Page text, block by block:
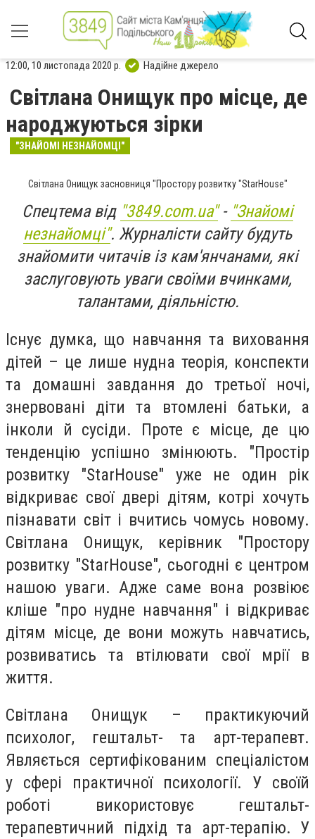
12:00, 10 листопада 2020 р. Надійне джерело
Світлана Онищук про місце, де
народжуються зірки
"ЗНАЙОМІ НЕЗНАЙОМЦІ"
Світлана Онищук засновниця "Простору розвитку "StarHouse"
Спецтема від "3849.com.ua"- "Знайомі
незнайомці". Журналісти сайту будуть
знайомити читачів із кам'янчанами, які
заслуговують уваги своїми вчинками,
талантами, діяльністю.
Існує думка, що навчання та виховання
дітей – це лише нудна теорія, конспекти
та домашні завдання до третьої ночі,
знервовані діти та втомлені батьки, а
інколи й сусіди. Проте є місце, де цю
тенденцію успішно змінюють. "Простір
розвитку "StarHouse" уже не один рік
відкриває свої двері дітям, котрі хочуть
пізнавати світ і вчитись чомусь новому.
Світлана Онищук, керівник "Простору
розвитку "StarHouse", сьогодні є центром
нашою уваги. Адже саме вона розвіює
кліше "про нудне навчання" і відкриває
дітям місце, де вони можуть навчатись,
розвиватись та втілювати свої мрії в
життя.
Світлана Онищук – практикуючий
психолог, гештальт- та арт-терапевт.
Являється сертифікованим спеціалістом
у сфері практичної психології. У своїй
роботі використовує гештальт-
терапевтичний підхід та арт-терапію. У